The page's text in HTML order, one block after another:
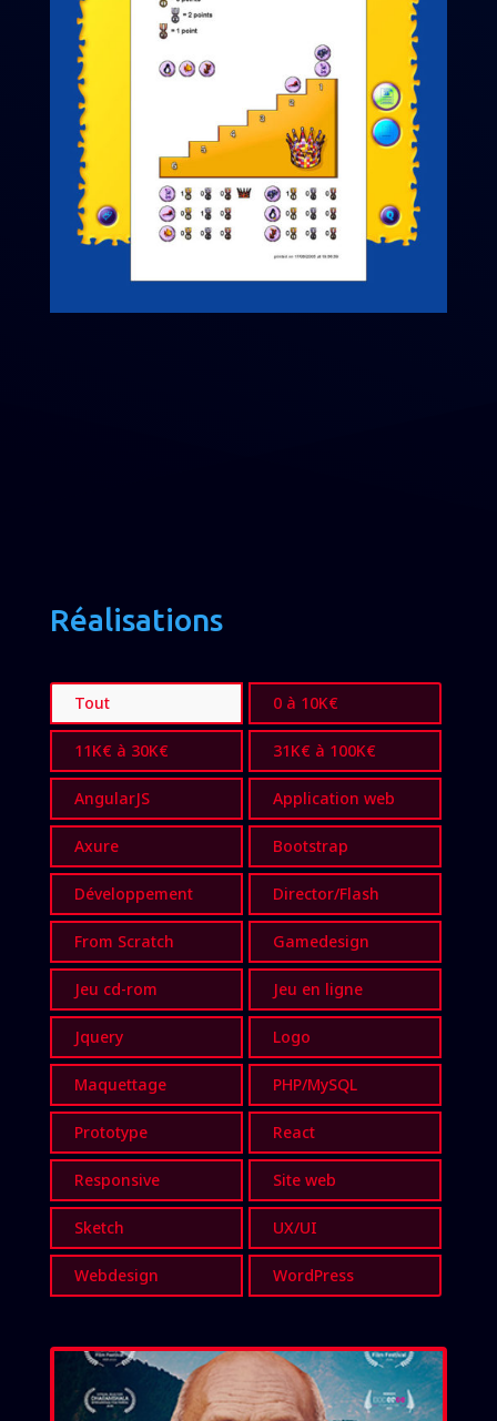
Réalisations
Tout 0 à 10K€
11K€ à 30K€ 31K€ à 100K€
AngularJS Application web
Axure Bootstrap
Développement Director/Flash
From Scratch Gamedesign
Jeu cd-rom Jeu en ligne
Jquery Logo
Maquettage PHP/MySQL
Prototype React
Responsive Site web
Sketch UX/UI
Webdesign WordPress